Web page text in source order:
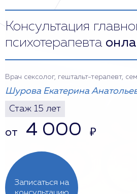
Консультация
психотерапевта
Записаться на
Врач сексолог, гештальт-терапевт,
Шурова Екатерина
Стаж 15 лет
от 4 000 ₽